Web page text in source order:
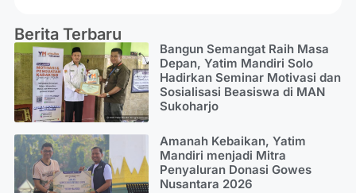
Berita Terbaru
Bangun Semangat Raih Masa
Depan, Yatim Mandiri Solo
Hadirkan Seminar Motivasi dan
Sosialisasi Beasiswa di MAN
Sukoharjo
Amanah Kebaikan, Yatim
Mandiri menjadi Mitra
Penyaluran Donasi Gowes
Nusantara 2026